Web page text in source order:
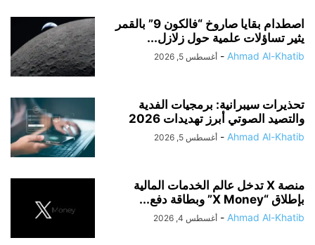
اصطدام بقايا صاروخ “فالكون 9” بالقمر
يثير تساؤلات علمية حول زلازل...
Ahmad Al-Khatib
- أغسطس 5, 2026
تحذيرات سيبرانية: برمجيات الفدية
والتصيد الصوتي أبرز تهديدات 2026
Ahmad Al-Khatib
- أغسطس 5, 2026
منصة X تدخل عالم الخدمات المالية
بإطلاق “X Money” وبطاقة دفع...
Ahmad Al-Khatib
- أغسطس 4, 2026